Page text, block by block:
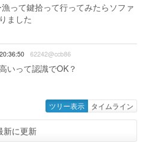
って鍵拾って行ってみたらソファ
ました
62242@ccb86
いって認識でOK？
ツリー表示 タイムライン
新に更新